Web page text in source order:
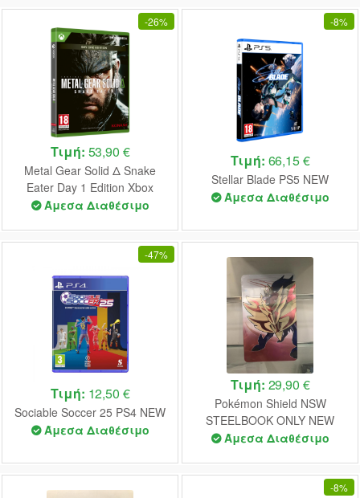
-26%
Τιμή: 53,90 €
Metal Gear Solid Δ Snake
Eater Day 1 Edition Xbox
Series X NEW
Άμεσα Διαθέσιμο
-8%
Τιμή: 66,15 €
Stellar Blade PS5 NEW
Άμεσα Διαθέσιμο
-47%
Τιμή: 12,50 €
Sociable Soccer 25 PS4 NEW
Άμεσα Διαθέσιμο
Τιμή: 29,90 €
Pokémon Shield NSW
STEELBOOK ONLY NEW
Άμεσα Διαθέσιμο
-8%